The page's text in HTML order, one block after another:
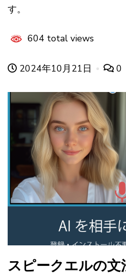
す。
604 total views
2024年10月21日 0
スピークエルの